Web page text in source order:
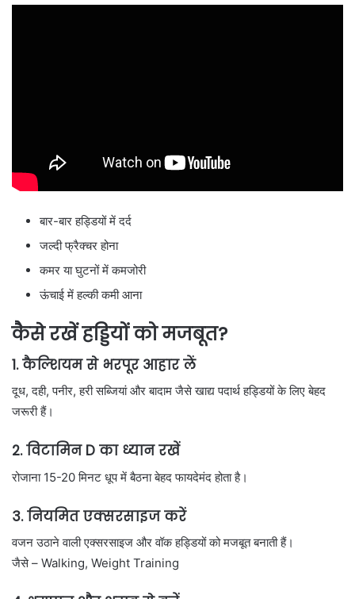
बार-बार हड्डियों में दर्द
जल्दी फ्रैक्चर होना
कमर या घुटनों में कमजोरी
ऊंचाई में हल्की कमी आना
कैसे रखें हड्डियों को मजबूत?
1. कैल्शियम से भरपूर आहार लें
दूध, दही, पनीर, हरी सब्जियां और बादाम जैसे खाद्य पदार्थ हड्डियों के लिए बेहद
जरूरी हैं।
2. विटामिन D का ध्यान रखें
रोजाना 15-20 मिनट धूप में बैठना बेहद फायदेमंद होता है।
3. नियमित एक्सरसाइज करें
वजन उठाने वाली एक्सरसाइज और वॉक हड्डियों को मजबूत बनाती हैं।
जैसे – Walking, Weight Training